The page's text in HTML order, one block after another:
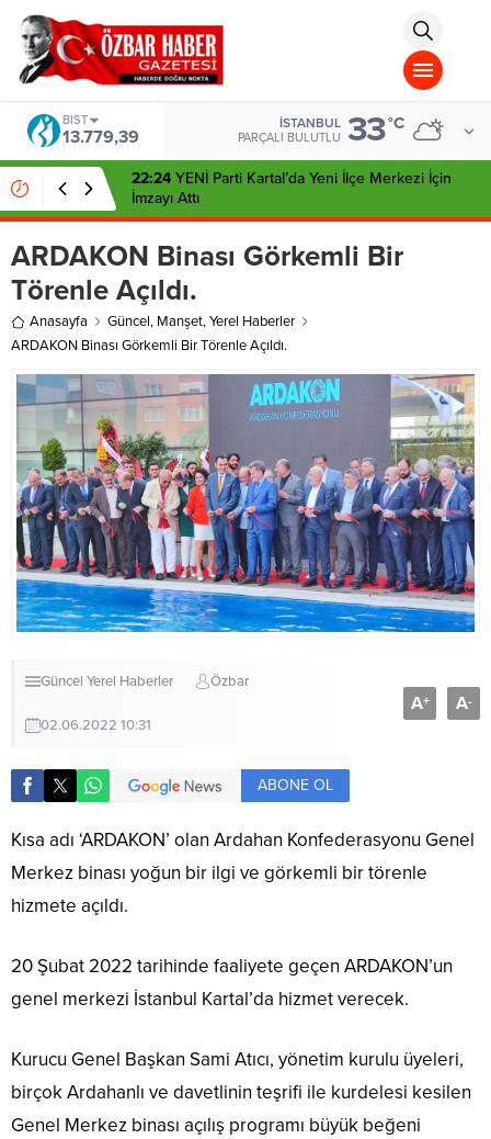
islami
chat
omegla
türk
sohbet
cinsel
sohbet
dini
chat
BIST
13.779,39
İSTANBUL
PARÇALI BULUTLU 33°C
22:24 YENİ Parti Kartal’da Yeni İlçe Merkezi İçin
İmzayı Attı
ARDAKON Binası Görkemli Bir
Törenle Açıldı.
Anasayfa Güncel, Manşet,Yerel Haberler
ARDAKON Binası Görkemli Bir Törenle Açıldı.
Güncel Yerel Haberler Özbar
02.06.2022 10:31
A+ A-
ABONE OL
Kısa adı ‘ARDAKON’ olan Ardahan Konfederasyonu Genel
Merkez binası yoğun bir ilgi ve görkemli bir törenle
hizmete açıldı.
20 Şubat 2022 tarihinde faaliyete geçen ARDAKON’un
genel merkezi İstanbul Kartal’da hizmet verecek.
Kurucu Genel Başkan Sami Atıcı, yönetim kurulu üyeleri,
birçok Ardahanlı ve davetlinin teşrifi ile kurdelesi kesilen
Genel Merkez binası açılış programı büyük beğeni